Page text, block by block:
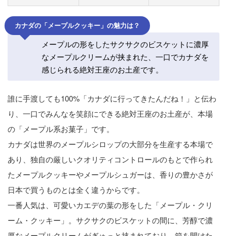
カナダの「メープルクッキー」の魅力は？
メープルの形をしたサクサクのビスケットに濃厚
なメープルクリームが挟まれた、一口でカナダを
感じられる絶対王座のお土産です。
誰に手渡しても100%「カナダに行ってきたんだね！」と伝わ
り、一口でみんなを笑顔にできる絶対王座のお土産が、本場
の「メープル系お菓子」です。
カナダは世界のメープルシロップの大部分を生産する本場で
あり、独自の厳しいクオリティコントロールのもとで作られ
たメープルクッキーやメープルシュガーは、香りの豊かさが
日本で買うものとは全く違うからです。
一番人気は、可愛いカエデの葉の形をした「メープル・クリ
ーム・クッキー」。サクサクのビスケットの間に、芳醇で濃